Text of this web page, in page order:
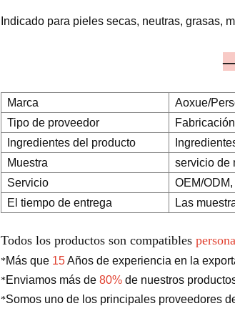
Indicado para pieles secas, neutras, grasas,
Marca
Aoxue/
Tipo de proveedor
Ingredientes del producto
Muestra
servicio de
Servicio
OEM/
El tiempo de entrega
Las
Todos los productos son compatibles
*Más que 15Años de experiencia en la
*Enviamos más de 80%de nuestros
*Somos uno de los principales proveedores